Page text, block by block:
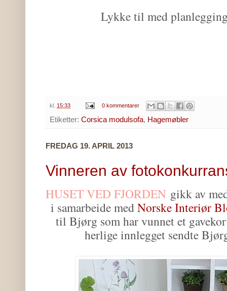
Lykke til med
kl. 15:33 0 kommentarer
Etiketter: Corsica modulsofa, Hagemøbler
FREDAG 19. APRIL 2013
Vinneren av
HUSET VED FJORDEN gikk av
i samarbeide medNorske Interiør
til Bjørg som har vunnet et
herlige innlegget sendte